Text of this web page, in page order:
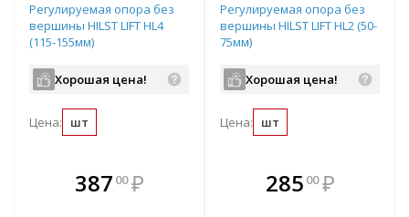
Регулируемая опора без
вершины HILST LIFT HL4
(115-155мм)
Хорошая цена!
Цена: шт
387 00 ₽
В комплекте
всегда выгоднее!
Регулируемая опора без
вершины HILST LIFT HL2 (50-
75мм)
Хорошая цена!
Цена: шт
В комплекте
всегда выгоднее!
285 00 ₽